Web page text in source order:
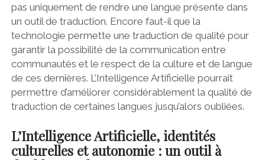
pas uniquement de rendre une langue présente dans
un outil de traduction. Encore faut-il que la
technologie permette une traduction de qualité pour
garantir la possibilité de la communication entre
communautés et le respect de la culture et de langue
de ces dernières. L’Intelligence Artificielle pourrait
permettre d’améliorer considérablement la qualité de
traduction de certaines langues jusqu’alors oubliées.
L’Intelligence Artificielle, identités
culturelles et autonomie : un outil à